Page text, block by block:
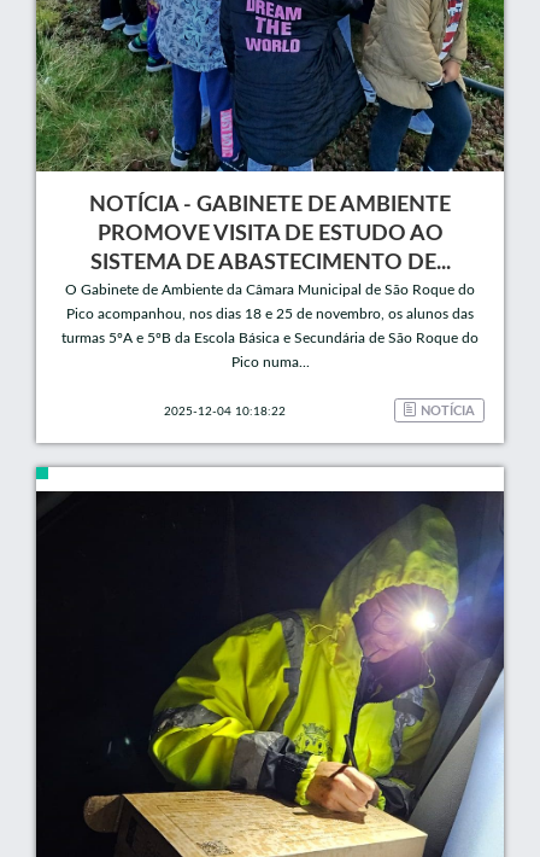
NOTÍCIA - GABINETE DE AMBIENTE
PROMOVE VISITA DE ESTUDO AO
SISTEMA DE ABASTECIMENTO DE...
O Gabinete de Ambiente da Câmara Municipal de São Roque do
Pico acompanhou, nos dias 18 e 25 de novembro, os alunos das
turmas 5ºA e 5ºB da Escola Básica e Secundária de São Roque do
Pico numa...
2025-12-04 10:18:22 NOTÍCIA